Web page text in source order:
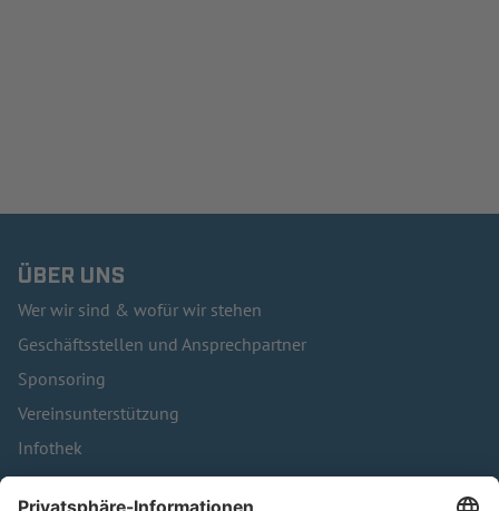
ÜBER UNS
Wer wir sind & wofür wir stehen
Geschäftsstellen und Ansprechpartner
Sponsoring
Vereinsunterstützung
Infothek
Kontakt